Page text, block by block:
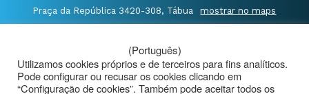
Praça da República 3420-308, Tábua mostrar no maps
E. geral@cm-tabua.pt
@Município de Tábua | Mapa do Portal
|
(Português)
Utilizamos cookies próprios e de terceiros para fins analíticos.
Pode configurar ou recusar os cookies clicando em
“Configuração de cookies”. Também pode aceitar todos os